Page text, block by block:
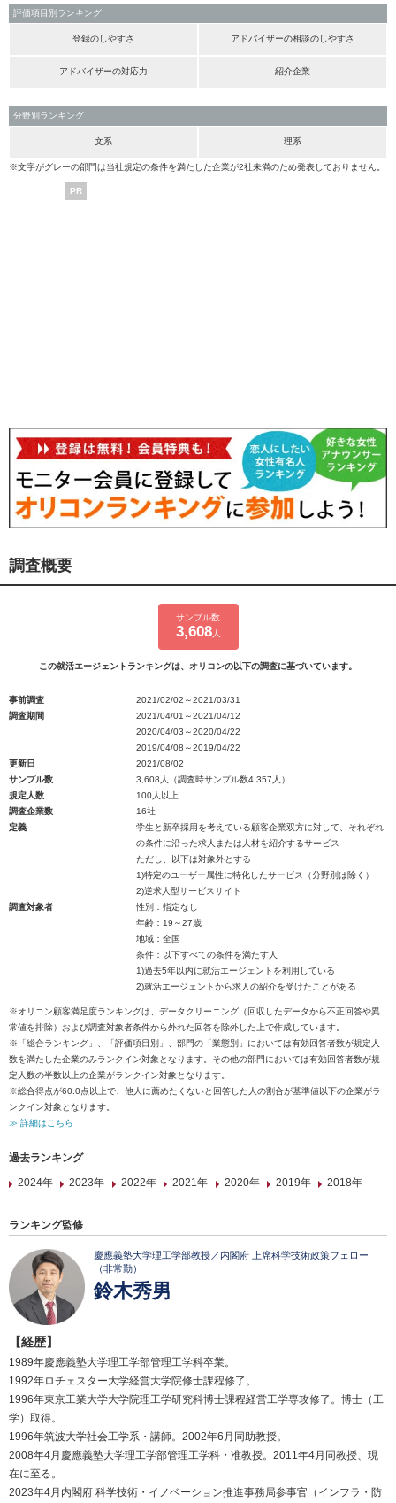
評価項目別ランキング
登録のしやすさ アドバイザーの相談のしやすさ
アドバイザーの対応力 紹介企業
分野別ランキング
文系 理系
※文字がグレーの部門は当社規定の条件を満たした企業が2社未満のため発表しておりません。
PR
調査概要
サンプル数
3,608人
この就活エージェントランキングは、オリコンの以下の調査に基づいています。
事前調査
2021/02/02～2021/03/31
調査期間
2021/04/01～2021/04/12
2020/04/03～2020/04/22
2019/04/08～2019/04/22
更新日
2021/08/02
サンプル数
3,608人（調査時サンプル数4,357人）
規定人数
100人以上
調査企業数
16社
定義
学生と新卒採用を考えている顧客企業双方に対して、それぞれ
の条件に沿った求人または人材を紹介するサービス
ただし、以下は対象外とする
1)特定のユーザー属性に特化したサービス（分野別は除く）
2)逆求人型サービスサイト
調査対象者
性別：指定なし
年齢：19～27歳
地域：全国
条件：以下すべての条件を満たす人
1)過去5年以内に就活エージェントを利用している
2)就活エージェントから求人の紹介を受けたことがある
※オリコン顧客満足度ランキングは、データクリーニング（回収したデータから不正回答や異
常値を排除）および調査対象者条件から外れた回答を除外した上で作成しています。
※「総合ランキング」、「評価項目別」、部門の「業態別」においては有効回答者数が規定人
数を満たした企業のみランクイン対象となります。その他の部門においては有効回答者数が規
定人数の半数以上の企業がランクイン対象となります。
※総合得点が60.0点以上で、他人に薦めたくないと回答した人の割合が基準値以下の企業がラ
ンクイン対象となります。
≫ 詳細はこちら
過去ランキング
2024年
2023年 2022年 2021年 2020年 2019年 2018年
ランキング監修
慶應義塾大学理工学部教授／内閣府 上席科学技術政策フェロー
（非常勤）
鈴木秀男
【経歴】
1989年慶應義塾大学理工学部管理工学科卒業。
1992年ロチェスター大学経営大学院修士課程修了。
1996年東京工業大学大学院理工学研究科博士課程経営工学専攻修了。博士（工
学）取得。
1996年筑波大学社会工学系・講師。2002年6月同助教授。
2008年4月慶應義塾大学理工学部管理工学科・准教授。2011年4月同教授、現
在に至る。
2023年4月内閣府 科学技術・イノベーション推進事務局参事官（インフラ・防